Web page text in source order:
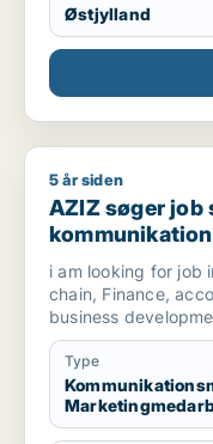
Østjylland
AZIZ søger job
5 år siden
AZIZ søger job
i am looking for job
chain, Finance,
business
Type